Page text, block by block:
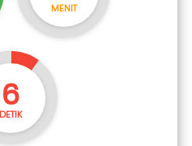
MENIT
5
DETIK